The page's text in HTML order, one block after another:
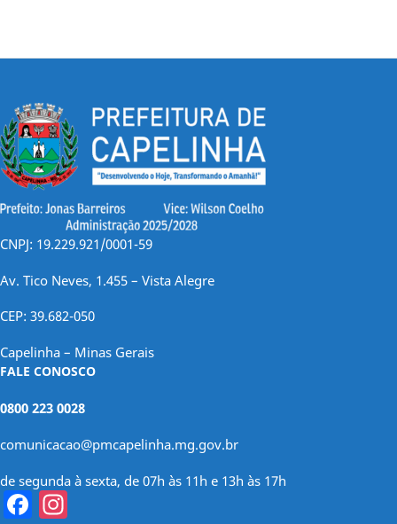
CNPJ: 19.229.921/0001-59
Av. Tico Neves, 1.455 – Vista Alegre
CEP: 39.682-050
Capelinha – Minas Gerais
FALE CONOSCO
0800 223 0028
comunicacao@pmcapelinha.mg.gov.br
de segunda à sexta, de 07h às 11h e 13h às 17h
Facebook